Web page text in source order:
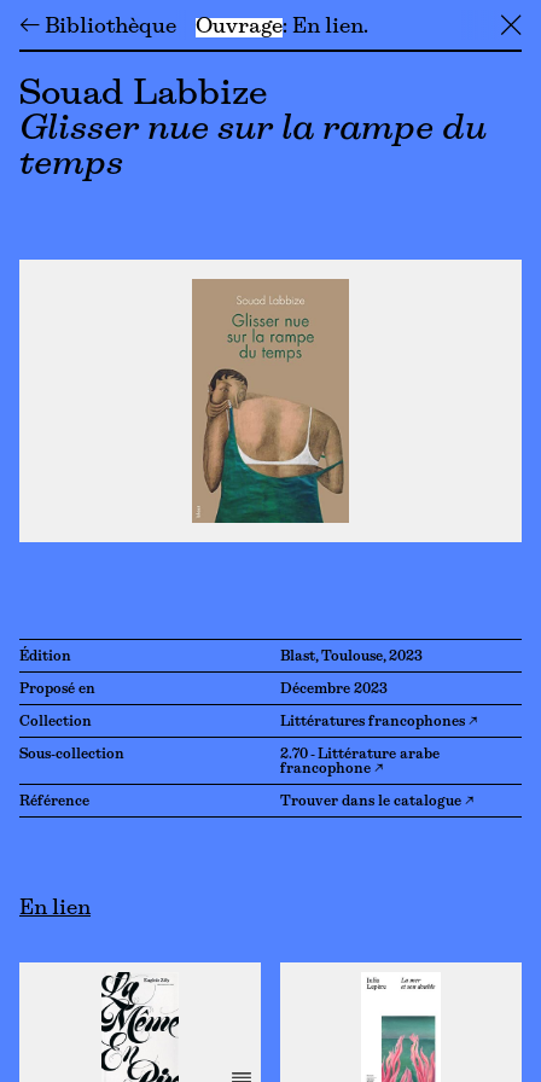
← Bibliothèque Ouvrage En lien ╳
Souad Labbize
Glisser nue sur la rampe du
temps
Édition Blast, Toulouse, 2023
Proposé en Décembre 2023
Collection Littératures francophones ↗
Sous-collection
2.70 - Littérature arabe
francophone ↗
Référence Trouver dans le catalogue ↗
En lien